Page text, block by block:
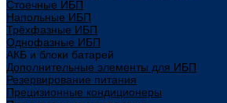
Стоечные ИБП
Напольные ИБП
Трёхфазные ИБП
Однофазные ИБП
АКБ и блоки батарей
Дополнительные элементы для ИБП
Резервирование питания
Прецизионные кондиционеры